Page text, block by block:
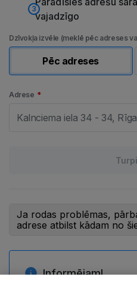
3
vajadzīgo
Dzīvokļa izvēle (meklē pēc adreses
Pēc adreses
Adrese
Ja rodas problēmas,
adrese atbilst kādam no
Informējam!